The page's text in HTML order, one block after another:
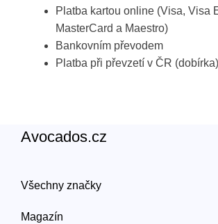
Platba kartou online (Visa, Visa
MasterCard a Maestro)
Bankovním převodem
Platba při převzetí v ČR
Avocados.cz
Všechny značky
Magazín